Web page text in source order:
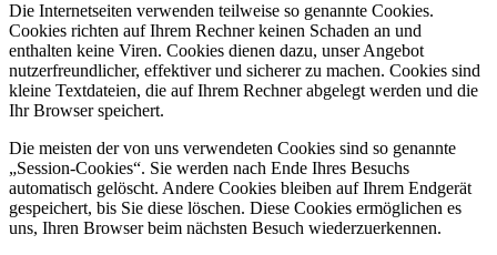
Die Internetseiten verwenden teilweise so genannte Cookies.
Cookies richten auf Ihrem Rechner keinen Schaden an und
enthalten keine Viren. Cookies dienen dazu, unser Angebot
nutzerfreundlicher, effektiver und sicherer zu machen. Cookies sind
kleine Textdateien, die auf Ihrem Rechner abgelegt werden und die
Ihr Browser speichert.
Die meisten der von uns verwendeten Cookies sind so genannte
„Session-Cookies“. Sie werden nach Ende Ihres Besuchs
automatisch gelöscht. Andere Cookies bleiben auf Ihrem Endgerät
gespeichert, bis Sie diese löschen. Diese Cookies ermöglichen es
uns, Ihren Browser beim nächsten Besuch wiederzuerkennen.